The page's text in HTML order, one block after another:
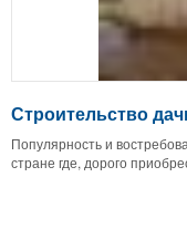
Строительство
Популярность и
стране где, дорого